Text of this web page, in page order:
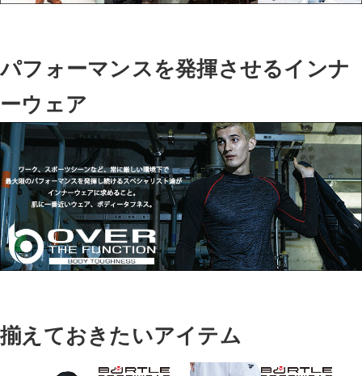
パフォーマンスを発揮させるインナ
ーウェア
揃えておきたいアイテム